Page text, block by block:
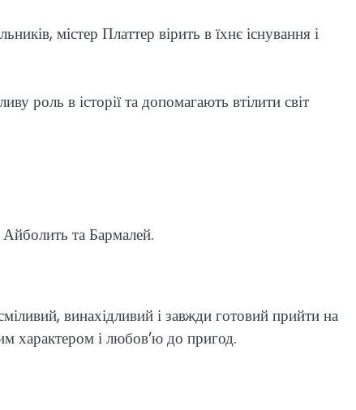
містер Платтер вірить в їхнє існування і
роль в історії та допомагають втілити світ
та Бармалей.
винахідливий і завжди готовий прийти на
характером і любов’ю до пригод.